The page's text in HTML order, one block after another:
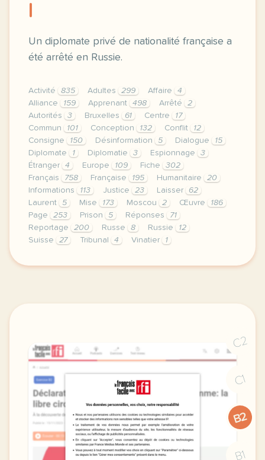
l
Un diplomate privé de nationalité française a
été arrêté en Russie.
Activité 835 Adultes 299 Affaire
4
Alliance
159 Apprenant 498 Arrêté
2
Autorités
3 Bruxelles 61 Centre
17
Commun
101 Conception 132 Conflit
12
Consigne
150 Désinformation 5 Dialogue
15
Diplomate
1 Diplomatie 3 Espionnage
3
Étranger
4 Europe 109 Fiche
302
Français
758 Française 195 Humanitaire
20
Informations
113 Justice 23 Laisser
62
Laurent
5 Mise 173 Moscou 2 Œuvre
186
Page
253 Prison 5 Réponses
71
Reportage
200 Russe 8 Russie
12
Suisse
27 Tribunal 4 Vinatier 1
le respect de votre vie privee est une priorite
C2
C1
B2
B1